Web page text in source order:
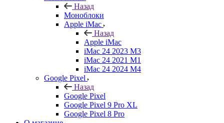
Назад
Моноблоки
Apple iMac
Назад
Apple iMac
iMac 24 2023 M3
iMac 24 2021 M1
iMac 24 2024 M4
Google Pixel
Назад
Google Pixel
Google Pixel 9 Pro XL
Google Pixel 8 Pro